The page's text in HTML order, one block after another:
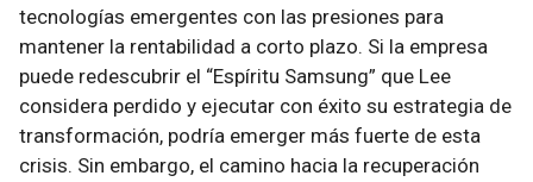
tecnologías emergentes con las presiones para
mantener la rentabilidad a corto plazo. Si la empresa
puede redescubrir el “Espíritu Samsung” que Lee
considera perdido y ejecutar con éxito su estrategia de
transformación, podría emerger más fuerte de esta
crisis. Sin embargo, el camino hacia la recuperación